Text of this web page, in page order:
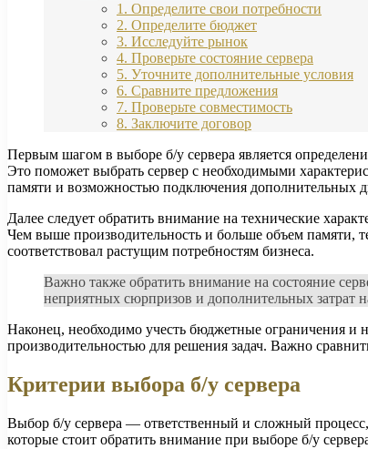
1. Определите свои потребности
2. Определите бюджет
3. Исследуйте рынок
4. Проверьте состояние сервера
5. Уточните дополнительные условия
6. Сравните предложения
7. Проверьте совместимость
8. Заключите договор
Первым шагом в выборе б/у сервера является
Это поможет выбрать сервер с необходимыми
памяти и возможностью подключения дополнительных
Далее следует обратить внимание на технические
Чем выше производительность и больше объем памяти,
соответствовал растущим потребностям бизнеса.
Важно также обратить внимание на состояние
неприятных сюрпризов и дополнительных затрат
Наконец, необходимо учесть бюджетные ограничения и
производительностью для решения задач. Важно
Критерии выбора б/у сервера
Выбор б/у сервера — ответственный и сложный
которые стоит обратить внимание при выборе б/у